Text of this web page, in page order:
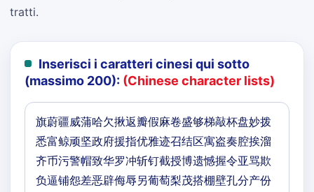
tratti.
Inserisci i caratteri cinesi qui sotto
(massimo 200): (Chinese character lists)